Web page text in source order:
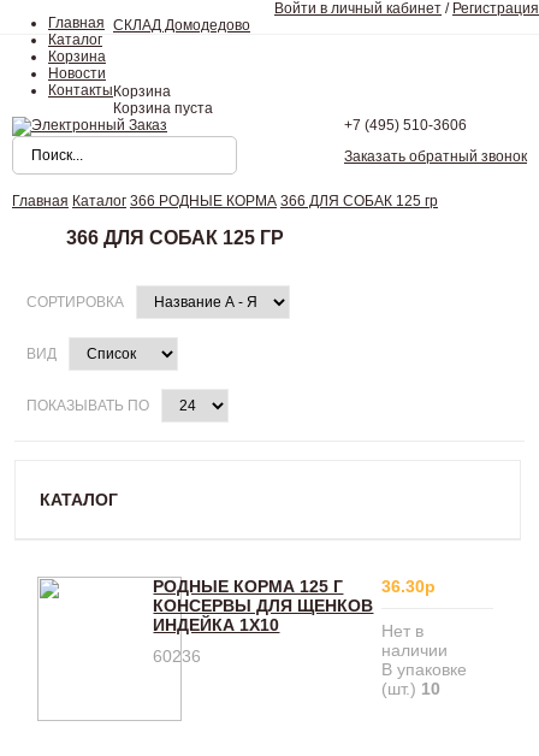
Главная
Каталог
Корзина
Новости
Контакты
Войти в личный кабинет / Регистрация
СКЛАД Домодедово
Корзина
Корзина пуста
+7 (495) 510-3606
Заказать обратный звонок
Главная Каталог 366 РОДНЫЕ КОРМА 366 ДЛЯ СОБАК 125 гр
366 ДЛЯ СОБАК 125 ГР
СОРТИРОВКА
ВИД
ПОКАЗЫВАТЬ ПО
КАТАЛОГ
РОДНЫЕ КОРМА 125 Г
КОНСЕРВЫ ДЛЯ ЩЕНКОВ
ИНДЕЙКА 1Х10
60236
36.30р
Нет в
наличии
В упаковке
(шт.) 10